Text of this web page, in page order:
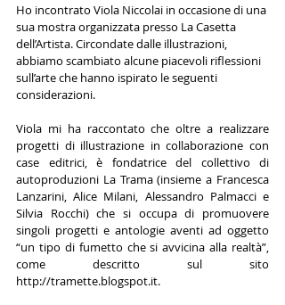
Ho incontrato Viola Niccolai in occasione di una
sua mostra organizzata presso La Casetta
dell’Artista. Circondate dalle illustrazioni,
abbiamo scambiato alcune piacevoli riflessioni
sull’arte che hanno ispirato le seguenti
considerazioni.
Viola mi ha raccontato che oltre a realizzare
progetti di illustrazione in collaborazione con
case editrici, è fondatrice del collettivo di
autoproduzioni La Trama (insieme a Francesca
Lanzarini, Alice Milani, Alessandro Palmacci e
Silvia Rocchi) che si occupa di promuovere
singoli progetti e antologie aventi ad oggetto
“un tipo di fumetto che si avvicina alla realtà”,
come descritto sul sito
http://tramette.blogspot.it.